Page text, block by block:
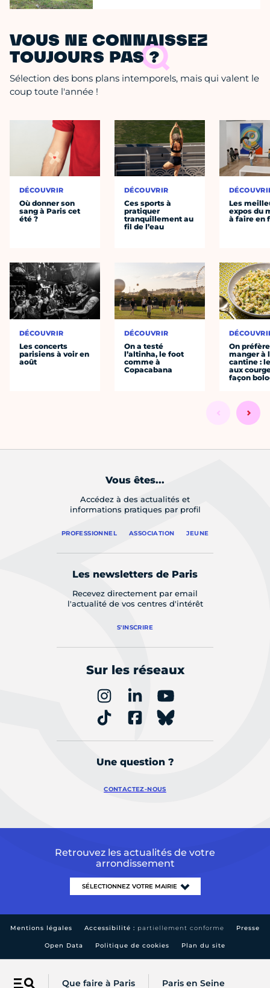
Que faire à Paris Paris en Seine
VOUS NE CONNAISSEZ
TOUJOURS PAS ?
Sélection des bons plans intemporels, mais qui valent le
coup toute l'année !
DÉCOUVRIR
Où donner son
sang à Paris cet
été ?
DÉCOUVRIR
Les concerts
parisiens à voir en
août
DÉCOUVRIR
Ces sports à
pratiquer
tranquillement au
fil de l’eau
DÉCOUVRIR
On a testé
l’altinha, le foot
comme à
Copacabana
Les
expos du
à faire en
On préfère
manger à
cantine :
aux
façon
Vous êtes...
Accédez à des actualités et
informations pratiques par profil
PROFESSIONNEL ASSOCIATION JEUNE
Les newsletters de Paris
Recevez directement par email
l'actualité de vos centres d'intérêt
S'INSCRIRE
Sur les réseaux
Une question ?
CONTACTEZ-NOUS
Retrouvez les actualités de votre
arrondissement
Mentions légales Accessibilité : partiellement conforme Presse
Open Data Politique de cookies Plan du site